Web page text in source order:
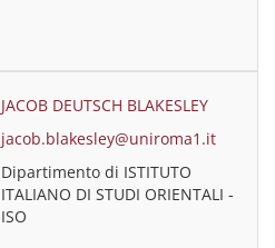
JACOB DEUTSCH BLAKESLEY
jacob.blakesley@uniroma1.it
Dipartimento di ISTITUTO
ITALIANO DI STUDI ORIENTALI -
ISO